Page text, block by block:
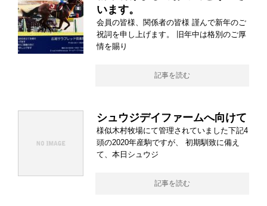
います。
会員の皆様、関係者の皆様 謹んで新年のご
祝詞を申し上げます。 旧年中は格別のご厚
情を賜り
記事を読む
シュウジデイファームへ向けて
様似木村牧場にて管理されていました下記4
頭の2020年産駒ですが、 初期馴致に備え
て、本日シュウジ
記事を読む